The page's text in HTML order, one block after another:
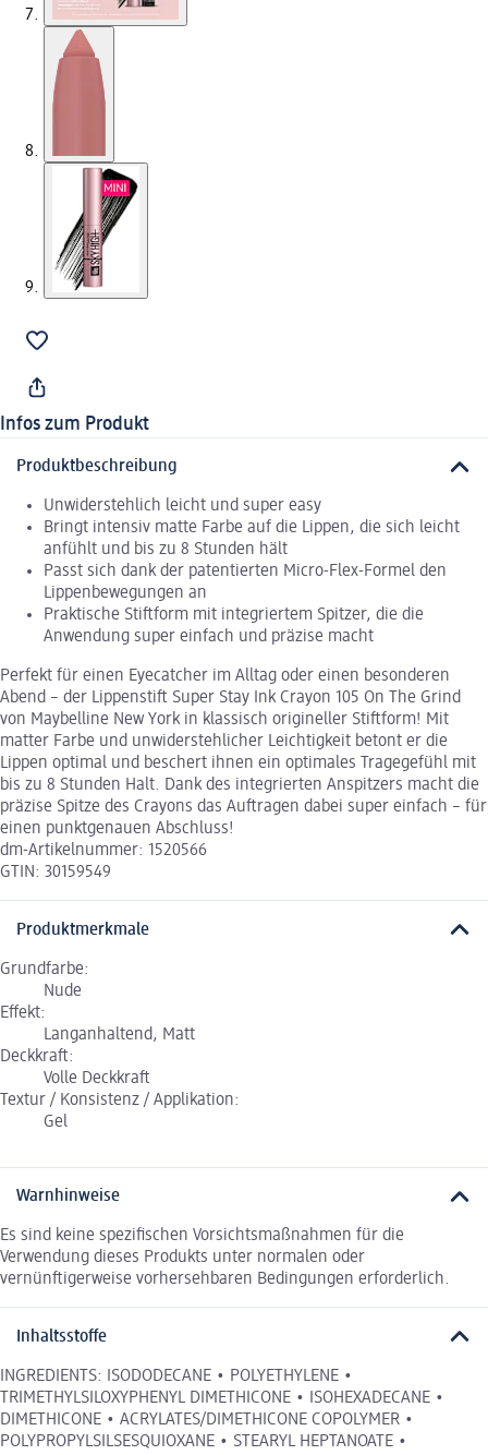
Infos zum Produkt
Produktbeschreibung
Unwiderstehlich leicht und super easy
Bringt intensiv matte Farbe auf die Lippen, die sich leicht
anfühlt und bis zu 8 Stunden hält
Passt sich dank der patentierten Micro-Flex-Formel den
Lippenbewegungen an
Praktische Stiftform mit integriertem Spitzer, die die
Anwendung super einfach und präzise macht
Perfekt für einen Eyecatcher im Alltag oder einen besonderen
Abend – der Lippenstift Super Stay Ink Crayon 105 On The Grind
von Maybelline New York in klassisch origineller Stiftform! Mit
matter Farbe und unwiderstehlicher Leichtigkeit betont er die
Lippen optimal und beschert ihnen ein optimales Tragegefühl mit
bis zu 8 Stunden Halt. Dank des integrierten Anspitzers macht die
präzise Spitze des Crayons das Auftragen dabei super einfach – für
einen punktgenauen Abschluss!
dm-Artikelnummer: 1520566
GTIN: 30159549
Produktmerkmale
Grundfarbe:
Nude
Effekt:
Langanhaltend, Matt
Deckkraft:
Volle Deckkraft
Textur / Konsistenz / Applikation:
Gel
Warnhinweise
Es sind keine spezifischen Vorsichtsmaßnahmen für die
Verwendung dieses Produkts unter normalen oder
vernünftigerweise vorhersehbaren Bedingungen erforderlich.
Inhaltsstoffe
INGREDIENTS: ISODODECANE • POLYETHYLENE •
TRIMETHYLSILOXYPHENYL DIMETHICONE • ISOHEXADECANE •
DIMETHICONE • ACRYLATES/DIMETHICONE COPOLYMER •
POLYPROPYLSILSESQUIOXANE • STEARYL HEPTANOATE •